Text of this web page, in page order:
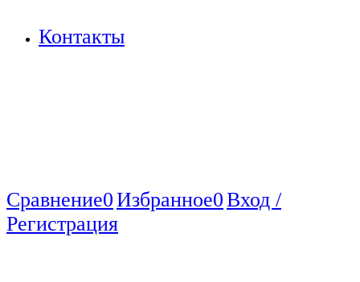
Контакты
Сравнение0Избранное0Вход /
Регистрация